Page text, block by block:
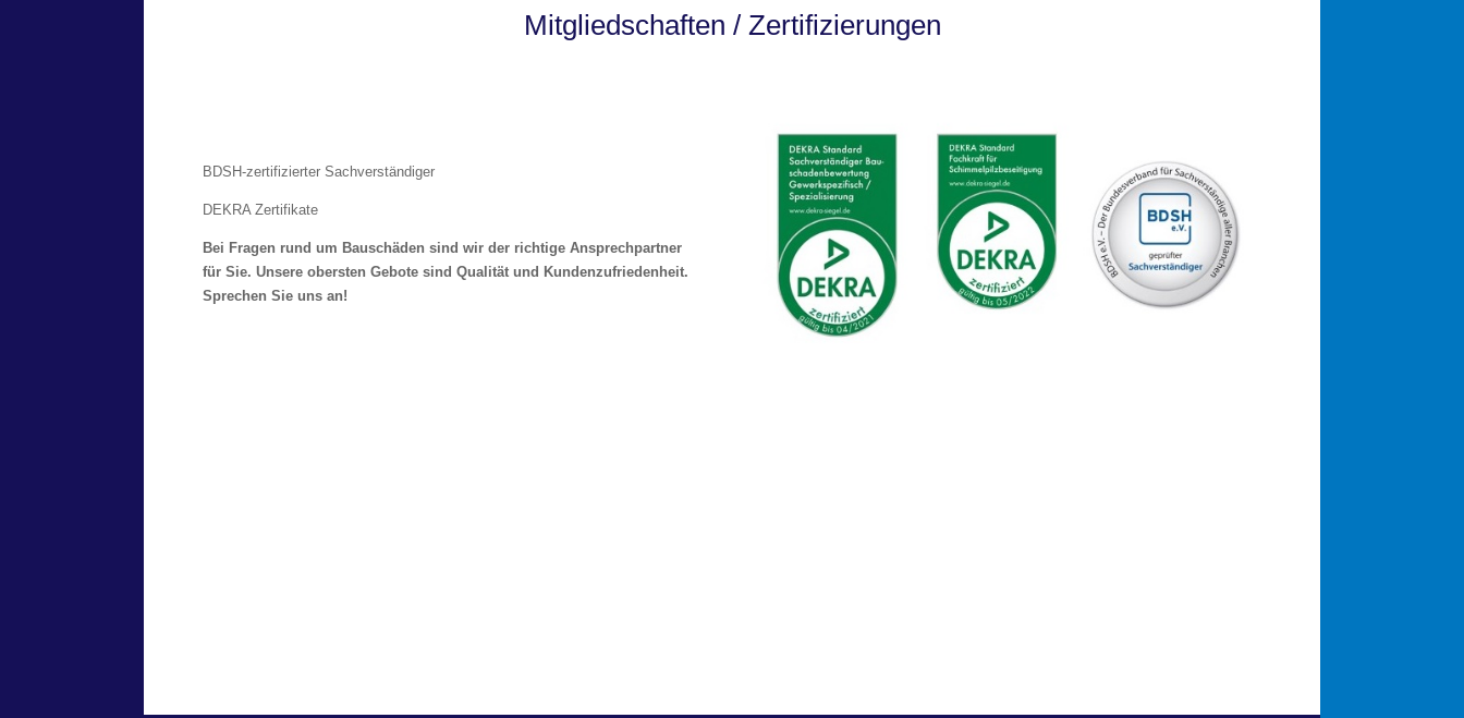
Mitgliedschaften / Zertifizierungen
BDSH-zertifizierter Sachverständiger
DEKRA Zertifikate
Bei Fragen rund um Bauschäden sind wir der richtige Ansprechpartner
für Sie. Unsere obersten Gebote sind Qualität und Kundenzufriedenheit.
Sprechen Sie uns an!